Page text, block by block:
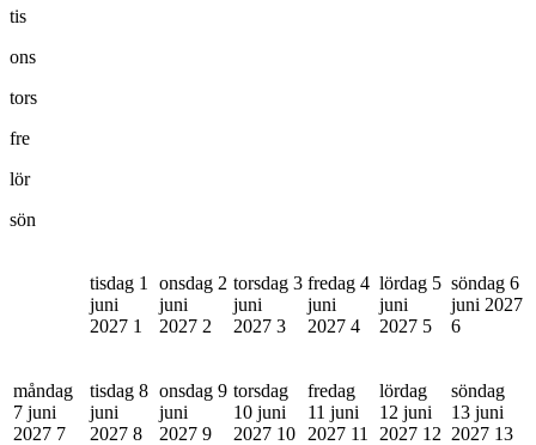
tis
ons
tors
fre
lör
sön
tisdag 1
juni
2027 1
onsdag 2
juni
2027 2
torsdag 3
juni
2027 3
fredag 4
juni
2027 4
lördag 5
juni
2027 5
söndag 6
juni 2027
6
måndag
7 juni
2027 7
tisdag 8
juni
2027 8
onsdag 9
juni
2027 9
torsdag
10 juni
2027 10
fredag
11 juni
2027 11
lördag
12 juni
2027 12
söndag
13 juni
2027 13